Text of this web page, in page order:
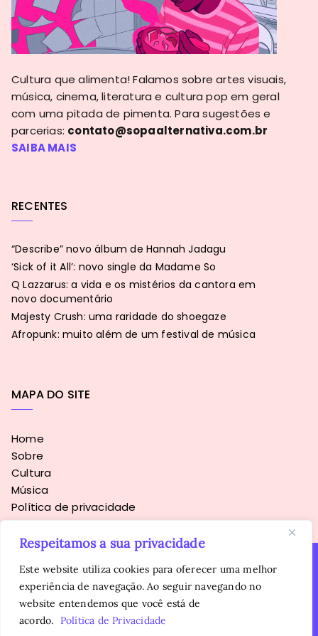
Respeitamos a sua privacidade
Este website utiliza cookies para oferecer uma melhor
experiência de navegação. Ao seguir navegando no
website entendemos que você está de
acordo. Política de Privacidade
Cultura que alimenta! Falamos sobre artes visuais,
música, cinema, literatura e cultura pop em geral
com uma pitada de pimenta. Para sugestões e
parcerias: contato@sopaalternativa.com.br
SAIBA MAIS
RECENTES
“Describe” novo álbum de Hannah Jadagu
‘Sick of it All’: novo single da Madame So
Q Lazzarus: a vida e os mistérios da cantora em
novo documentário
Majesty Crush: uma raridade do shoegaze
Afropunk: muito além de um festival de música
MAPA DO SITE
Home
Sobre
Cultura
Música
Política de privacidade
Copyright © 2016 - 2026Sopa Alternativa. Todos os direitos
reservados.
É proibida a reprodução, total ou parcial, do conteúdo sem
autorização prévia da autora.